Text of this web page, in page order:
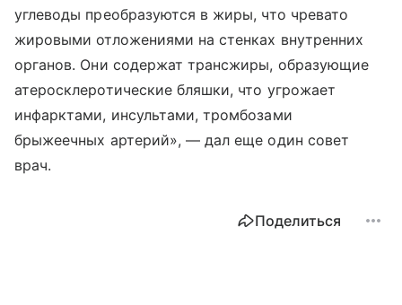
углеводы преобразуются в жиры, что чревато
жировыми отложениями на стенках внутренних
органов. Они содержат трансжиры, образующие
атеросклеротические бляшки, что угрожает
инфарктами, инсультами, тромбозами
брыжеечных артерий», — дал еще один совет
врач.
Поделиться